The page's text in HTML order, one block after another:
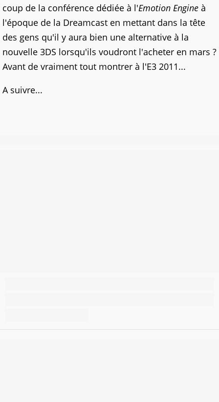
coup de la conférence dédiée à l'Emotion Engine à
l'époque de la Dreamcast en mettant dans la tête
des gens qu'il y aura bien une alternative à la
nouvelle 3DS lorsqu'ils voudront l'acheter en mars ?
Avant de vraiment tout montrer à l'E3 2011...
A suivre...